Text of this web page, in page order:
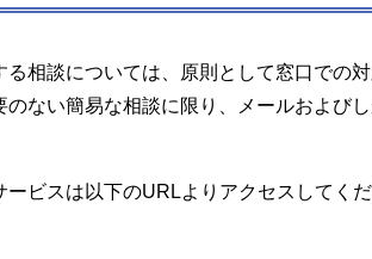
相談については、原則として窓口での対
ない簡易な相談に限り、メールおよび
ビスは以下のURLよりアクセスしてくだ